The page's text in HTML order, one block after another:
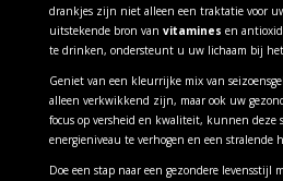
drankjes zijn niet alleen een traktatie voor
uitstekende bron van vitamines en
te drinken, ondersteunt u uw lichaam bij
Geniet van een kleurrijke mix van
alleen verkwikkend zijn, maar ook uw
focus op versheid en kwaliteit, kunnen deze
energieniveau te verhogen en een stralende
Doe een stap naar een gezondere levensstijl